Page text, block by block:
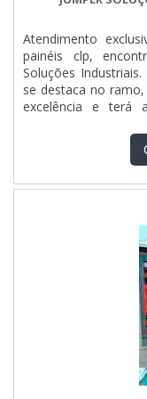
Atendimento
painéis clp,
Soluções
se destaca no
excelência e terá
CLPQuem
preza pela
elétrico industrial,
descartar
com ótima
despercebidos
prejuízos futuros
o produto deve
especializadas no
garantir a
evitar prejuízos
que não
Assim, é possível